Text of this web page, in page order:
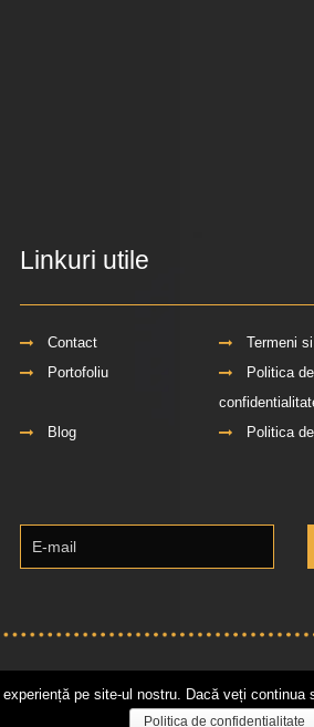
Linkuri utile
Contact
Termeni
Portofoliu
Politica de
Blog
Politica
Creare Site Web by IT
pe site-ul nostru. Dacă veți
Politica de confidențialitate